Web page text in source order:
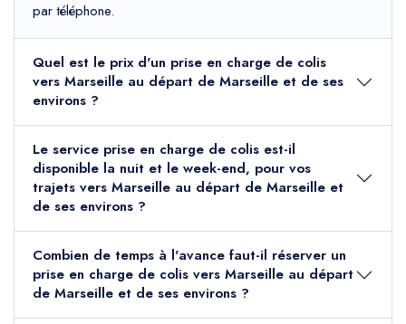
par téléphone.
Quel est le prix d'un prise en charge de colis
vers Marseille au départ de Marseille et de ses
environs ?
Le service prise en charge de colis est-il
disponible la nuit et le week-end, pour vos
trajets vers Marseille au départ de Marseille et
de ses environs ?
Combien de temps à l'avance faut-il réserver un
prise en charge de colis vers Marseille au départ
de Marseille et de ses environs ?